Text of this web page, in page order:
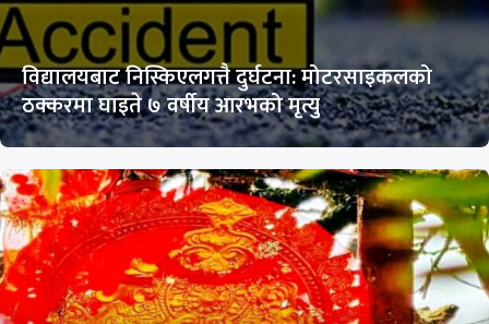
विद्यालयबाट निस्किएलगत्तै दुर्घटना: मोटरसाइकलको
ठक्करमा घाइते ७ वर्षीय आरभको मृत्यु